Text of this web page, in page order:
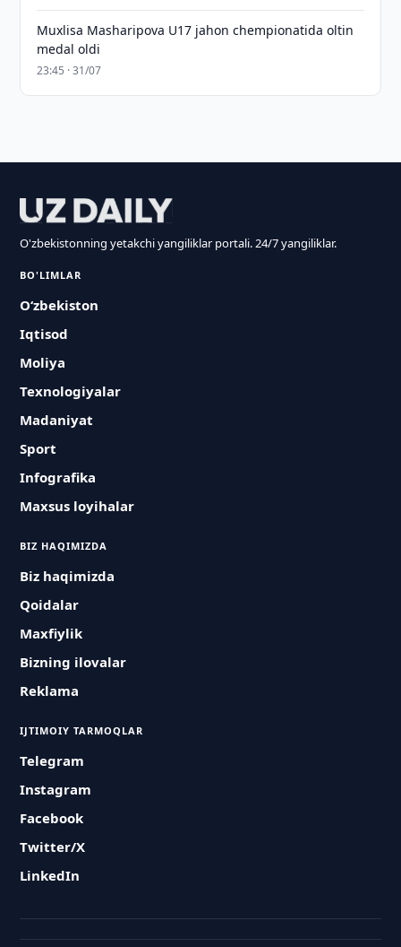
Muxlisa Masharipova U17 jahon chempionatida oltin
medal oldi
23:45 · 31/07
O'zbekistonning yetakchi yangiliklar portali. 24/7 yangiliklar.
BO'LIMLAR
O‘zbekiston
Iqtisod
Moliya
Texnologiyalar
Madaniyat
Sport
Infografika
Maxsus loyihalar
BIZ HAQIMIZDA
Biz haqimizda
Qoidalar
Maxfiylik
Bizning ilovalar
Reklama
IJTIMOIY TARMOQLAR
Telegram
Instagram
Facebook
Twitter/X
LinkedIn